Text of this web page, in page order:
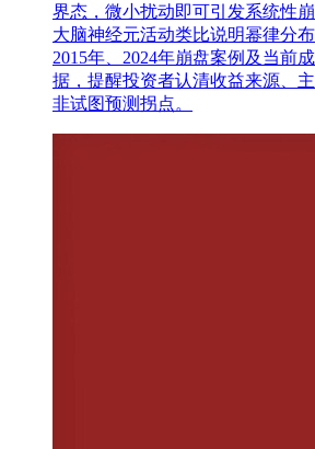
界态，微小扰动即可引发系统性
大脑神经元活动类比说明幂律分
2015年、2024年崩盘案例及当前
据，提醒投资者认清收益来源、
非试图预测拐点。